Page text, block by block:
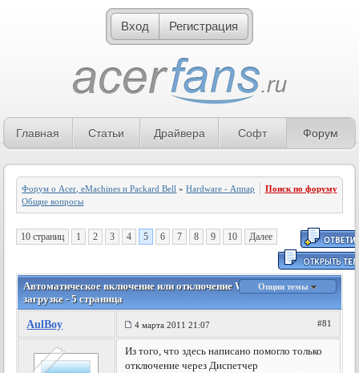
Вход Регистрация
Главная Статьи Драйвера Софт Форум
Форум о Acer, eMachines и Packard Bell »Hardware - Аппаратное обеспечение»
Общие вопросы
Поиск по форуму
10 страниц 1 2 3 4 5 6 7 8 9 10 Далее
Автоматическое включение или отключение Wi-Fi и Bluetooth при
загрузке - 5 страница
Опции темы
AulBoy 4 марта 2011 21:07 #81
Из того, что здесь написано помогло только
отключение через Диспетчер